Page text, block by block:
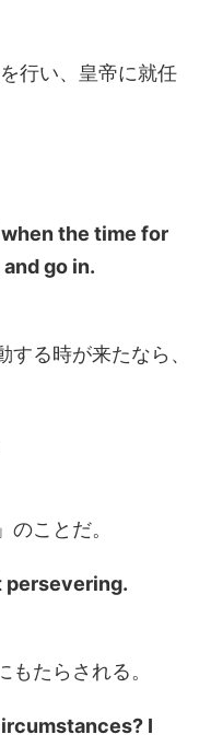
行い、皇帝に就任
the time for
go in.
する時が来たなら、
ことだ。
persevering.
たらされる。
I